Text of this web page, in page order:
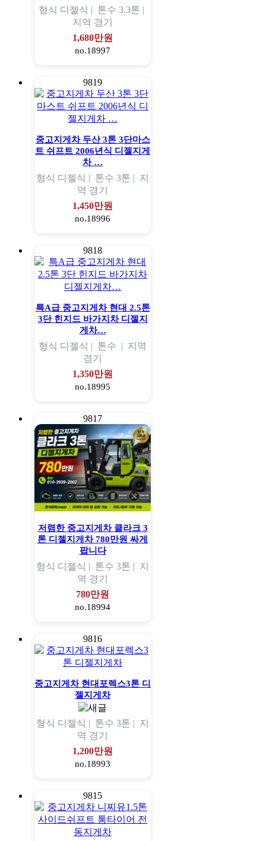
형식 디젤식 | 톤수 3.3톤 |
지역 경기
1,680만원
no.18997
9819
중고지게차 두산 3톤 3단마스
트 쉬프트 2006년식 디젤지게
차 …
형식 디젤식 | 톤수 3톤 | 지
역 경기
1,450만원
no.18996
9818
특A급 중고지게차 현대 2.5톤
3단 힌지드 바가지차 디젤지
게차…
형식 디젤식 | 톤수 | 지역
경기
1,350만원
no.18995
9817
저렴한 중고지게차 클라크 3
톤 디젤지게차 780만원 싸게
팝니다
형식 디젤식 | 톤수 3톤 | 지
역 경기
780만원
no.18994
9816
중고지게차 현대포렉스3톤 디
젤지게차
형식 디젤식 | 톤수 3톤 | 지
역 경기
1,200만원
no.18993
9815